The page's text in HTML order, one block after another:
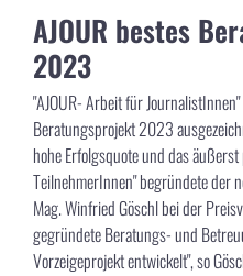
AJOUR bestes
2023
"AJOUR- Arbeit für
Beratungsprojekt 2023
hohe Erfolgsquote und das
TeilnehmerInnen" begründete der
Mag. Winfried Göschl bei der
gegründete Beratungs- und
Vorzeigeprojekt entwickelt", so